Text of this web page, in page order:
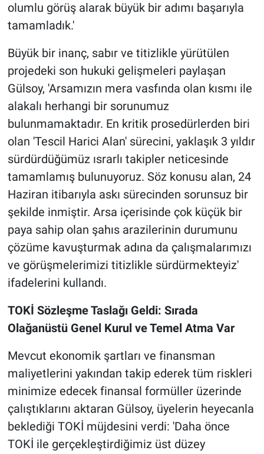
olumlu görüş alarak büyük bir adımı başarıyla
tamamladık.'
Büyük bir inanç, sabır ve titizlikle yürütülen
projedeki son hukuki gelişmeleri paylaşan
Gülsoy, 'Arsamızın mera vasfında olan kısmı ile
alakalı herhangi bir sorunumuz
bulunmamaktadır. En kritik prosedürlerden biri
olan 'Tescil Harici Alan' sürecini, yaklaşık 3 yıldır
sürdürdüğümüz ısrarlı takipler neticesinde
tamamlamış bulunuyoruz. Söz konusu alan, 24
Haziran itibarıyla askı sürecinden sorunsuz bir
şekilde inmiştir. Arsa içerisinde çok küçük bir
paya sahip olan şahıs arazilerinin durumunu
çözüme kavuşturmak adına da çalışmalarımızı
ve görüşmelerimizi titizlikle sürdürmekteyiz'
ifadelerini kullandı.
TOKİ Sözleşme Taslağı Geldi: Sırada
Olağanüstü Genel Kurul ve Temel Atma Var
Mevcut ekonomik şartları ve finansman
maliyetlerini yakından takip ederek tüm riskleri
minimize edecek finansal formüller üzerinde
çalıştıklarını aktaran Gülsoy, üyelerin heyecanla
beklediği TOKİ müjdesini verdi: 'Daha önce
TOKİ ile gerçekleştirdiğimiz üst düzey